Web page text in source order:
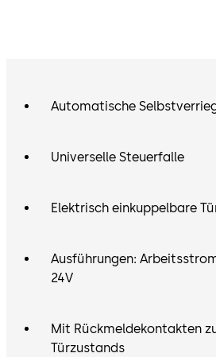
Automatische
Universelle Steuerfalle
Elektrisch einkuppelbare
Ausführungen:
24V
Mit Rückmeldekontakten
Türzustands